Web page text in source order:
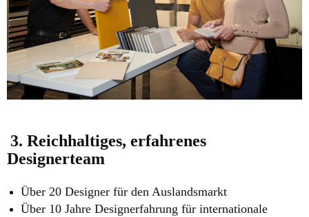
3. Reichhaltiges, erfahrenes
Designerteam
Über 20 Designer für den Auslandsmarkt
Über 10 Jahre Designerfahrung für internationale